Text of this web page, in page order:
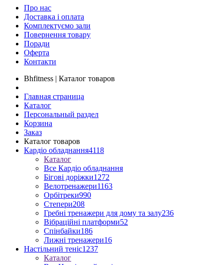
Про нас
Доставка і оплата
Комплектуємо зали
Повернення товару
Поради
Оферта
Контакти
Bhfitness | Каталог товаров
Главная страница
Каталог
Персональный раздел
Корзина
Заказ
Каталог товаров
Кардіо обладнання4118
Каталог
Все Кардіо обладнання
Бігові доріжки1272
Велотренажери1163
Орбітреки990
Степери208
Гребні тренажери для дому та залу236
Вібраційні платформи52
Спінбайки186
Лижні тренажери16
Настільний теніс1237
Каталог